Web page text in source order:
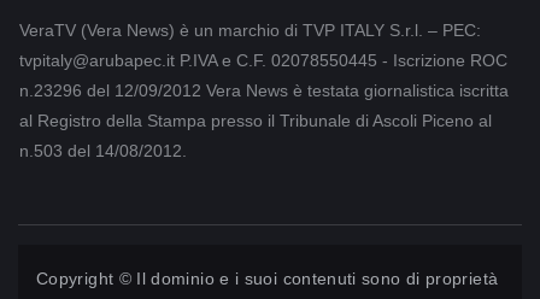
VeraTV (Vera News) è un marchio di TVP ITALY S.r.l. – PEC:
tvpitaly@arubapec.it P.IVA e C.F. 02078550445 - Iscrizione ROC
n.23296 del 12/09/2012 Vera News è testata giornalistica iscritta
al Registro della Stampa presso il Tribunale di Ascoli Piceno al
n.503 del 14/08/2012.
Copyright © Il dominio e i suoi contenuti sono di proprietà